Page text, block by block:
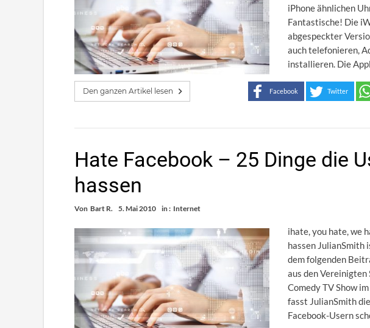
iPhone ähnlichen
Fantastische! Die
abgespeckter
auch telefonieren,
installieren. Die
Den ganzen Artikel lesen Facebook Twitter
Hate Facebook – 25 Dinge die
hassen
Von Bart R. 5. Mai 2010 in : Internet
ihate, you hate, we
hassen JulianSmith
dem folgenden
aus den
Comedy TV Show
fasst JulianSmith
Facebook-Usern